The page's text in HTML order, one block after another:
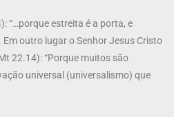
“…porque estreita é a porta, e
outro lugar o Senhor Jesus Cristo
22.14): “Porque muitos são
universal (universalismo) que